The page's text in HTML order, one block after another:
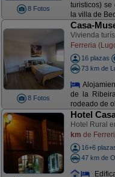
8 Fotos
turisticos)
la villa de
8 Fotos
Casa-
Vivienda
Ferreria
16 plazas
73 km de
de la
rodeado de
Hotel
Hotel Rural
km de
16+6
47 km de